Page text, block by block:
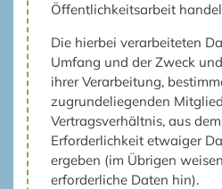
Öffentlichkeitsarbeit
Die hierbei verarbeiteten
Umfang und der Zweck
ihrer Verarbeitung,
zugrundeliegenden
Vertragsverhältnis, aus
Erforderlichkeit etwaiger
ergeben (im Übrigen
erforderliche Daten hin).